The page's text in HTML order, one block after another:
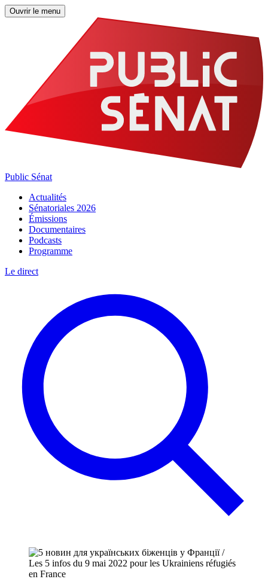
Ouvrir le menu
Public Sénat
Actualités
Sénatoriales 2026
Émissions
Documentaires
Podcasts
Programme
Le direct